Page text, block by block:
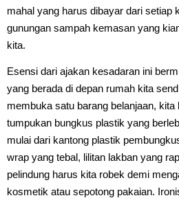
mahal yang harus dibayar dari setiap
gunungan sampah kemasan yang
kita.
Esensi dari ajakan kesadaran ini
yang berada di depan rumah kita
membuka satu barang belanjaan,
tumpukan bungkus plastik yang
mulai dari kantong plastik
wrap yang tebal, lilitan lakban yang
pelindung harus kita robek demi
kosmetik atau sepotong pakaian.